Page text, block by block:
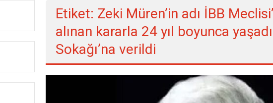
Etiket: Zeki Müren’in adı İBB
alınan kararla 24 yıl boyunca
Sokağı’na verildi